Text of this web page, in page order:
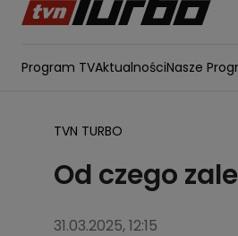
Program TVAktualnościNasze
TVN TURBO
Od czego
31.03.2025, 12:15